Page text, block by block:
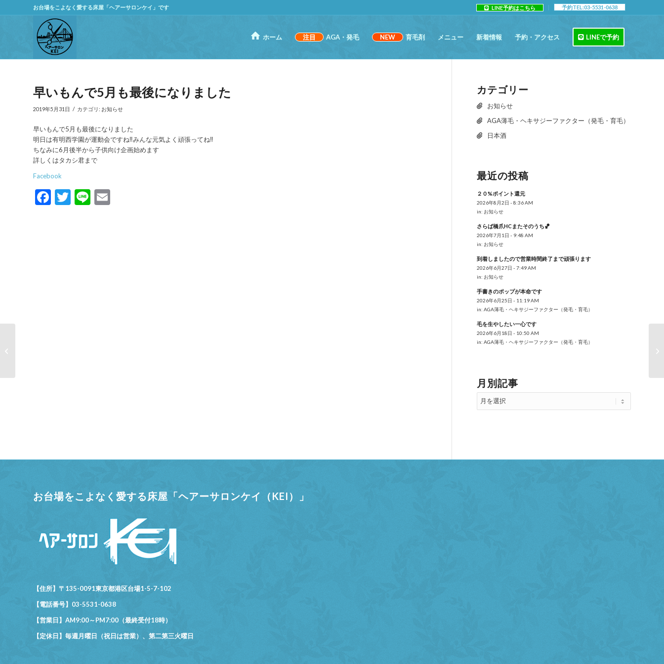
LINE予約はこちら 予約TEL:03-5531-0638
お台場をこよなく愛する床屋「ヘアーサロンケイ」です
ホーム 注目 AGA・発毛 NEW 育毛剤 メニュー 新着情報 予約・アクセス LINEで予約
早いもんで5月も最後になりました
2019年5月31日 / カテゴリ: お知らせ
早いもんで5月も最後になりました
明日は有明西学園が運動会ですね‼️みんな元気よく頑張ってね‼️
ちなみに6月後半から子供向け企画始めます
詳しくはタカシ君まで
Facebook
Facebook
Twitter
Line
カテゴリー
お知らせ
AGA薄毛・ヘキサジーファクター（発毛・育毛）
日本酒
最近の投稿
２０%ポイント還元
2026年8月2日 - 8:36 AM
in: お知らせ
さらば橋爪HCまたそのうち🏀
2026年7月1日 - 9:48 AM
in: お知らせ
到着しましたので営業時間終了まで頑張ります
2026年6月27日 - 7:49 AM
in: お知らせ
手書きのポップが本命です
2026年6月25日 - 11:19 AM
in: AGA薄毛・ヘキサジーファクター（発毛・育毛）
毛を生やしたい一心です
2026年6月18日 - 10:50 AM
in: AGA薄毛・ヘキサジーファクター（発毛・育毛）
月別記事
お台場をこよなく愛する床屋「ヘアーサロンケイ（KEI）」
【住所】〒135-0091東京都港区台場1-5-7-102
【電話番号】03-5531-0638
【営業日】AM9:00～PM7:00（最終受付18時）
【定休日】毎週月曜日（祝日は営業）、第二第三火曜日